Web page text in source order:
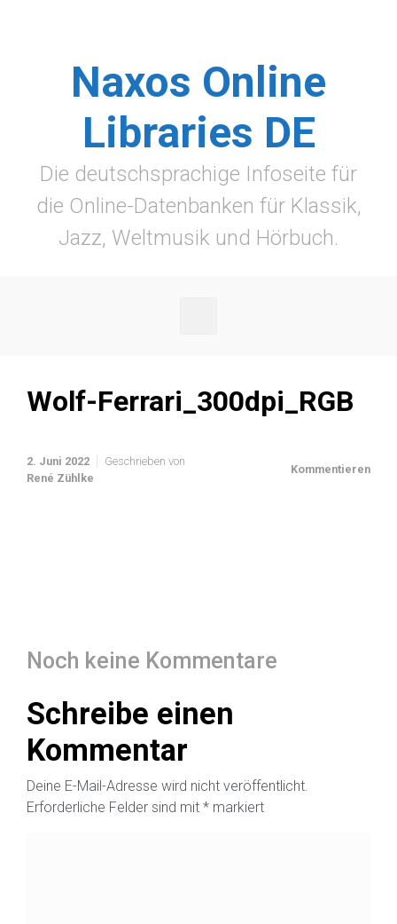
Naxos Online
Libraries DE
Die deutschsprachige Infoseite für
die Online-Datenbanken für Klassik,
Jazz, Weltmusik und Hörbuch.
Wolf-Ferrari_300dpi_RGB
2. Juni 2022
Geschrieben von
René Zühlke
Kommentieren
Noch keine Kommentare
Schreibe einen
Kommentar
Deine E-Mail-Adresse wird nicht veröffentlicht.
Erforderliche Felder sind mit * markiert